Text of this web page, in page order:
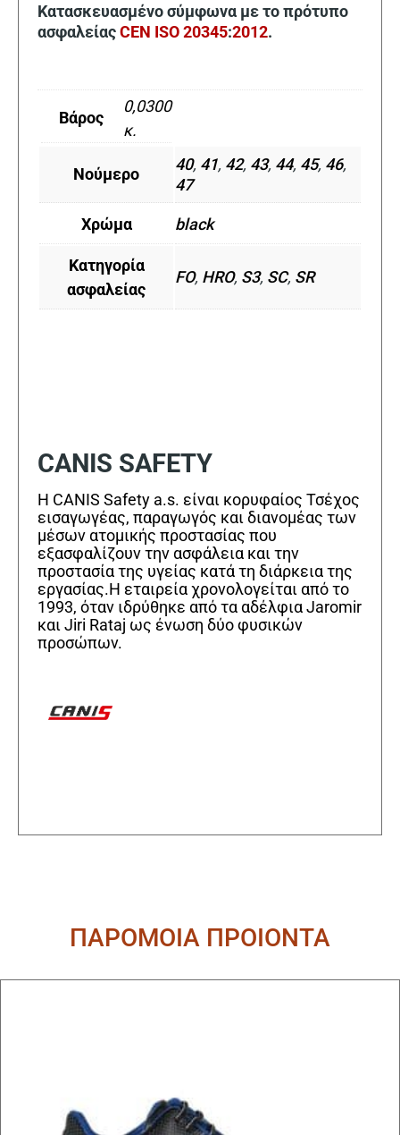
Κατασκευασμένο σύμφωνα με το πρότυπο
ασφαλείαςCEN ISO 20345:2012.
Βάρος
0,0300
κ.
Νούμερο
40, 41, 42, 43, 44, 45, 46,
47
Χρώμα black
Κατηγορία
ασφαλείας
FO, HRO, S3, SC, SR
CANIS SAFETY
Η CANIS Safety a.s. είναι κορυφαίος Τσέχος
εισαγωγέας, παραγωγός και διανομέας των
μέσων ατομικής προστασίας που
εξασφαλίζουν την ασφάλεια και την
προστασία της υγείας κατά τη διάρκεια της
εργασίας.Η εταιρεία χρονολογείται από το
1993, όταν ιδρύθηκε από τα αδέλφια Jaromir
και Jiri Rataj ως ένωση δύο φυσικών
προσώπων.
ΠΑΡΟΜΟΙΑ ΠΡΟΙΟΝΤΑ